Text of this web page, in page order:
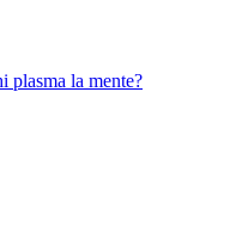
plasma la mente?